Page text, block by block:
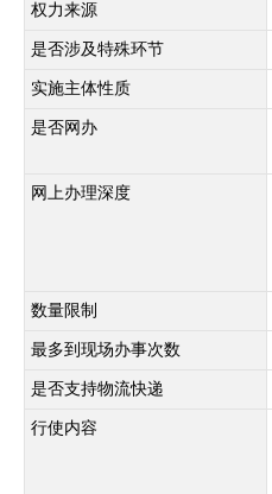
权力来源
是否涉及特殊环节
实施主体性质
是否网办
网上办理深度
数量限制
最多到现场办事次数
是否支持物流快递
行使内容